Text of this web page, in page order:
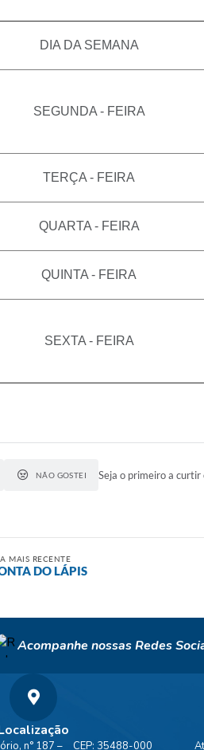
DIA DA SEMANA
SEGUNDA - FEIRA
TERÇA - FEIRA
QUARTA - FEIRA
QUINTA - FEIRA
SEXTA - FEIRA
NÃO GOSTEI Seja o primeiro a curtir
MAIS RECENTE
DO LÁPIS
Acompanhe nossas Redes
n° 187 – CEP: 35488-000